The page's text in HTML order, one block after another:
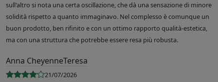
sull'altro si nota una certa oscillazione, che dà una sensazione di minore
solidità rispetto a quanto immaginavo. Nel complesso è comunque un
buon prodotto, ben rifinito e con un ottimo rapporto qualità-estetica,
ma con una struttura che potrebbe essere resa più robusta.
Anna CheyenneTeresa
21/07/2026